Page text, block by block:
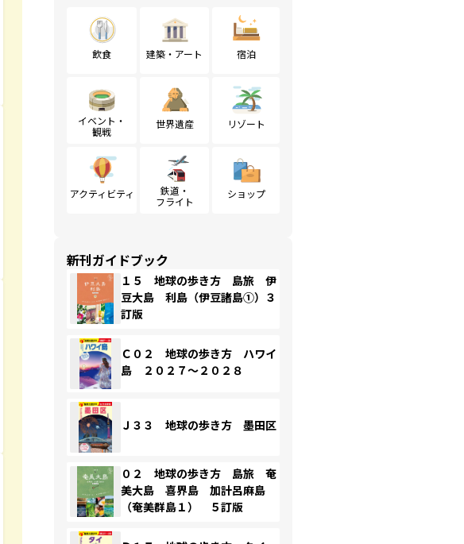
飲食 建築・アート 宿泊
イベント・
観戦
世界遺産 リゾート
アクティビティ
鉄道・
フライト
ショップ
新刊ガイドブック
１５ 地球の歩き方 島旅 伊
豆大島 利島（伊豆諸島①）３
訂版
Ｃ０２ 地球の歩き方 ハワイ
島 ２０２７～２０２８
Ｊ３３ 地球の歩き方 墨田区
０２ 地球の歩き方 島旅 奄
美大島 喜界島 加計呂麻島
（奄美群島１） ５訂版